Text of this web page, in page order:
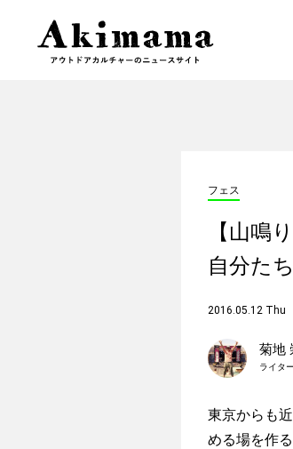
フェス
【山鳴
自分た
2016.05.12 Thu
菊地
ライタ
東京からも
める場を作